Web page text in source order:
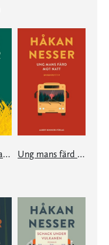
Det finmaskiga nätet Ung mans färd mot natt